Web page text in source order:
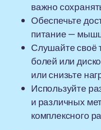
важно
Обеспечьте
питание —
Слушайте своё
болей или
или снизьте
Используйте
и различных
комплексного